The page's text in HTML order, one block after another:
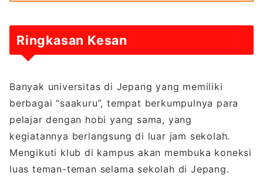
Ringkasan Kesan
Banyak universitas di Jepang yang memiliki
berbagai “saakuru”, tempat berkumpulnya para
pelajar dengan hobi yang sama, yang
kegiatannya berlangsung di luar jam sekolah.
Mengikuti klub di kampus akan membuka koneksi
luas teman-teman selama sekolah di Jepang.